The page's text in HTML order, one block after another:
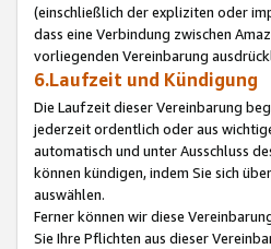
(einschließlich der expliziten oder
dass eine Verbindung zwischen
vorliegenden Vereinbarung
6.Laufzeit und Kündigung
Die Laufzeit dieser Vereinbarung
jederzeit ordentlich oder aus
automatisch und unter Ausschluss
können kündigen, indem Sie sich
auswählen.
Ferner können wir diese
Sie Ihre Pflichten aus dieser